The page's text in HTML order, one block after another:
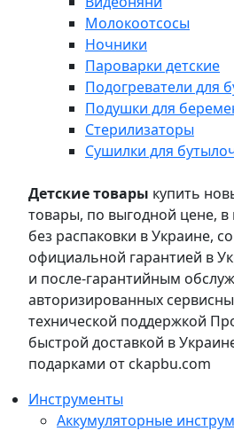
Молокоотсосы
Ночники
Пароварки детские
Подогреватели для
Подушки для
Стерилизаторы
Сушилки для
Детские товары купить
товары, по выгодной цене,
без распаковки в Украине,
официальной гарантией в
и после-гарантийным
авторизированных
технической поддержкой
быстрой доставкой в
подарками от ckapbu.com
Инструменты
Аккумуляторные